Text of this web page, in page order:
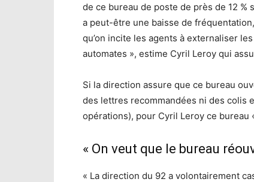
de ce bureau de poste de près de 12 %
a peut-être une baisse de
qu’on incite les agents à externaliser
automates », estime Cyril Leroy qui
Si la direction assure que ce bureau
des lettres recommandées ni des colis
opérations), pour Cyril Leroy ce bureau
« On veut que le bureau
« La direction du 92 a volontairement